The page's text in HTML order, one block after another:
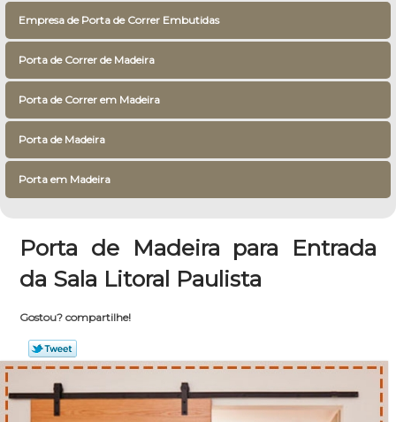
Empresa de Porta de Correr Embutidas
Porta de Correr de Madeira
Porta de Correr em Madeira
Porta de Madeira
Porta em Madeira
Porta de Madeira para Entrada
da Sala Litoral Paulista
Gostou? compartilhe!